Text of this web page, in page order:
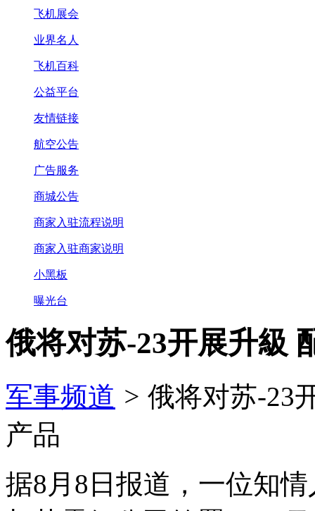
飞机展会
业界名人
飞机百科
公益平台
友情链接
航空公告
广告服务
商城公告
商家入驻流程说明
商家入驻商家说明
小黑板
曝光台
俄将对苏-23开展升級
军事频道 > 俄将对苏-23
产品
据8月8日报道，一位知